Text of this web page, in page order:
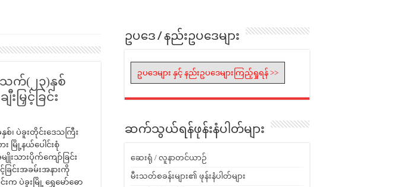
သက်(၂၃)နှစ်
မြှင့်ခြင်း
ပဲခူးတိုင်းဒေသကြီး
မြို့နယ်ပေါင်းစုံ
သားပိုက်ကျော်ခြင်း
ခြင်းအခမ်းအနားကို
က ပဲခူးမြို့ ရွှေမော်ဓော
ဥပဒေ / နည်းဥပဒေများ
ဥပဒေများ နှင့် နည်းဥပဒေများကြည့်ရှုရန် >>
ဆက်သွယ်ရန်ဖုန်းနံပါတ်များ
ဆေးရုံ / လူနာတင်ယာဉ်
မီးသတ်စခန်းများ၏ ဖုန်းနံပါတ်များ